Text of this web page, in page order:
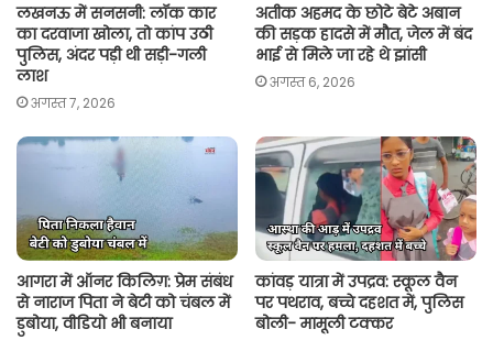
लखनऊ में सनसनी: लॉक कार
का दरवाजा खोला, तो कांप उठी
पुलिस, अंदर पड़ी थी सड़ी-गली
लाश
अगस्त 7, 2026
अतीक अहमद के छोटे बेटे अबान
की सड़क हादसे में मौत, जेल में बंद
भाई से मिले जा रहे थे झांसी
अगस्त 6, 2026
आगरा में ऑनर किलिग़: प्रेम संबंध
से नाराज पिता ने बेटी को चंबल में
डुबोया, वीडियो भी बनाया
कांवड़ यात्रा में उपद्रव: स्कूल वैन
पर पथराव, बच्चे दहशत में, पुलिस
बोली- मामूली टक्कर